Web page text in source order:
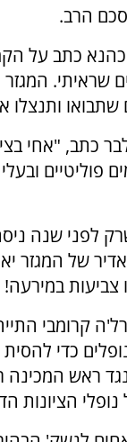
הרב.
כהנא כתב על
שראיתי. המגזר
ותנצלו
כתב, "אחי
פוליטיים
לפני שנה
של המגזר
צביעות
קרומבי
כדי
ראש
הציונות